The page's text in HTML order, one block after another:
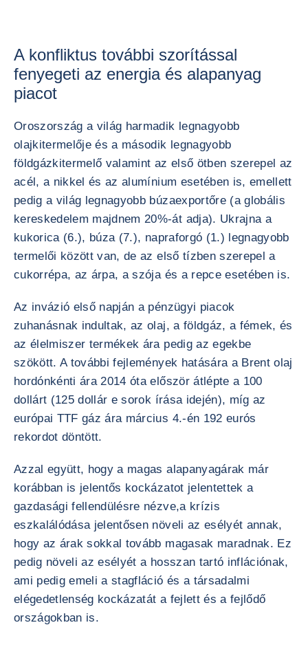
A konfliktus további szorítással
fenyegeti az energia és alapanyag
piacot
Oroszország a világ harmadik legnagyobb
olajkitermelője és a második legnagyobb
földgázkitermelő valamint az első ötben szerepel az
acél, a nikkel és az alumínium esetében is, emellett
pedig a világ legnagyobb búzaexportőre (a globális
kereskedelem majdnem 20%-át adja). Ukrajna a
kukorica (6.), búza (7.), napraforgó (1.) legnagyobb
termelői között van, de az első tízben szerepel a
cukorrépa, az árpa, a szója és a repce esetében is.
Az invázió első napján a pénzügyi piacok
zuhanásnak indultak, az olaj, a földgáz, a fémek, és
az élelmiszer termékek ára pedig az egekbe
szökött. A további fejlemények hatására a Brent olaj
hordónkénti ára 2014 óta először átlépte a 100
dollárt (125 dollár e sorok írása idején), míg az
európai TTF gáz ára március 4.-én 192 eurós
rekordot döntött.
Azzal együtt, hogy a magas alapanyagárak már
korábban is jelentős kockázatot jelentettek a
gazdasági fellendülésre nézve,a krízis
eszkalálódása jelentősen növeli az esélyét annak,
hogy az árak sokkal tovább magasak maradnak. Ez
pedig növeli az esélyét a hosszan tartó inflációnak,
ami pedig emeli a stagfláció és a társadalmi
elégedetlenség kockázatát a fejlett és a fejlődő
országokban is.